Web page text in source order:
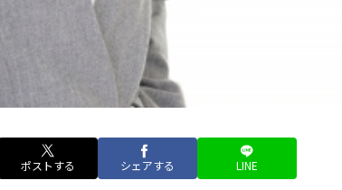
ポストする シェアする LINE